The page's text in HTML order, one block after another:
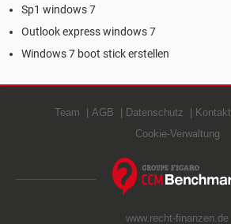
Sp1 windows 7
Outlook express windows 7
Windows 7 boot stick erstellen
Team AGB Datenschutz Kontakt
Cookie-Verwaltung
www.recht-finanzen.de